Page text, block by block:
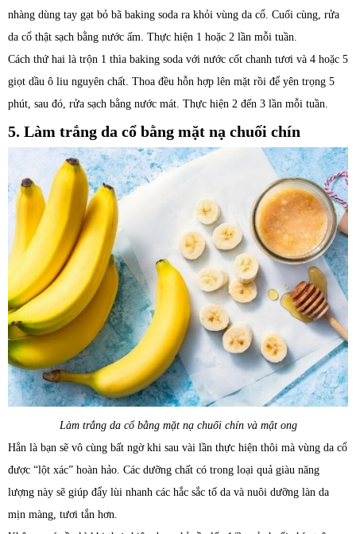
nhàng dùng tay gạt bỏ bã baking soda ra khỏi vùng da cổ. Cuối cùng, rửa
da cổ thật sạch bằng nước ấm. Thực hiện 1 hoặc 2 lần mỗi tuần.
Cách thứ hai là trộn 1 thìa baking soda với nước cốt chanh tươi và 4 hoặc 5
giọt dầu ô liu nguyên chất. Thoa đều hỗn hợp lên mặt rồi để yên trọng 5
phút, sau đó, rửa sạch bằng nước mát. Thực hiện 2 đến 3 lần mỗi tuần.
5. Làm trắng da cổ bằng mặt nạ chuối chín
Làm trắng da cổ bằng mặt nạ chuối chín và mật ong
Hẳn là bạn sẽ vô cùng bất ngờ khi sau vài lần thực hiện thôi mà vùng da cổ
được “lột xác” hoàn hảo. Các dưỡng chất có trong loại quả giàu năng
lượng này sẽ giúp đẩy lùi nhanh các hắc sắc tố da và nuôi dưỡng làn da
mịn màng, tươi tắn hơn.